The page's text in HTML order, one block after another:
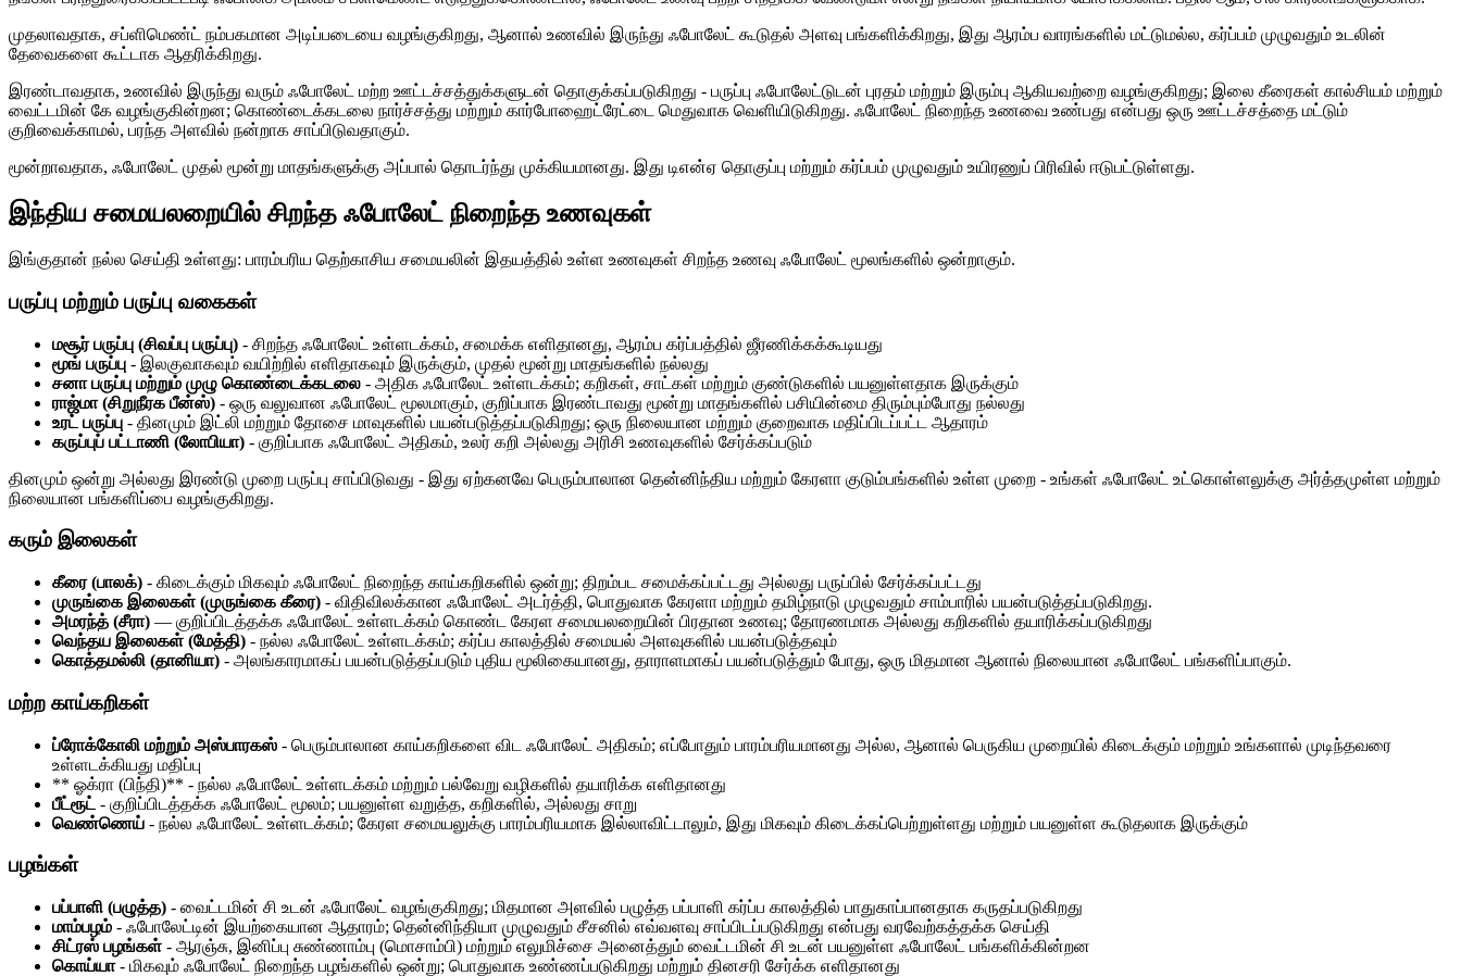
முதலாவதாக, சப்ளிமெண்ட் நம்பகமான அடிப்படையை வழங்குகிறது, ஆனால் உணவில் இருந்து ஃபோலேட் கூடுதல் அளவு பங்களிக்கிறது, இது ஆரம்ப வாரங்களில் மட்டுமல்ல, கர்ப்பம் முழுவதும் உடலின்
தேவைகளை கூட்டாக ஆதரிக்கிறது.
இரண்டாவதாக, உணவில் இருந்து வரும் ஃபோலேட் மற்ற ஊட்டச்சத்துக்களுடன் தொகுக்கப்படுகிறது - பருப்பு ஃபோலேட்டுடன் புரதம் மற்றும் இரும்பு ஆகியவற்றை வழங்குகிறது; இலை கீரைகள் கால்சியம் மற்றும்
வைட்டமின் கே வழங்குகின்றன; கொண்டைக்கடலை நார்ச்சத்து மற்றும் கார்போஹைட்ரேட்டை மெதுவாக வெளியிடுகிறது. ஃபோலேட் நிறைந்த உணவை உண்பது என்பது ஒரு ஊட்டச்சத்தை மட்டும்
குறிவைக்காமல், பரந்த அளவில் நன்றாக சாப்பிடுவதாகும்.
மூன்றாவதாக, ஃபோலேட் முதல் மூன்று மாதங்களுக்கு அப்பால் தொடர்ந்து முக்கியமானது. இது டிஎன்ஏ தொகுப்பு மற்றும் கர்ப்பம் முழுவதும் உயிரணுப் பிரிவில் ஈடுபட்டுள்ளது.
இந்திய சமையலறையில் சிறந்த ஃபோலேட் நிறைந்த உணவுகள்
இங்குதான் நல்ல செய்தி உள்ளது: பாரம்பரிய தெற்காசிய சமையலின் இதயத்தில் உள்ள உணவுகள் சிறந்த உணவு ஃபோலேட் மூலங்களில் ஒன்றாகும்.
பருப்பு மற்றும் பருப்பு வகைகள்
மசூர் பருப்பு (சிவப்பு பருப்பு) - சிறந்த ஃபோலேட் உள்ளடக்கம், சமைக்க எளிதானது, ஆரம்ப கர்ப்பத்தில் ஜீரணிக்கக்கூடியது
மூங் பருப்பு - இலகுவாகவும் வயிற்றில் எளிதாகவும் இருக்கும், முதல் மூன்று மாதங்களில் நல்லது
சனா பருப்பு மற்றும் முழு கொண்டைக்கடலை - அதிக ஃபோலேட் உள்ளடக்கம்; கறிகள், சாட்கள் மற்றும் குண்டுகளில் பயனுள்ளதாக இருக்கும்
ராஜ்மா (சிறுநீரக பீன்ஸ்) - ஒரு வலுவான ஃபோலேட் மூலமாகும், குறிப்பாக இரண்டாவது மூன்று மாதங்களில் பசியின்மை திரும்பும்போது நல்லது
உரட் பருப்பு - தினமும் இட்லி மற்றும் தோசை மாவுகளில் பயன்படுத்தப்படுகிறது; ஒரு நிலையான மற்றும் குறைவாக மதிப்பிடப்பட்ட ஆதாரம்
கருப்புப் பட்டாணி (லோபியா) - குறிப்பாக ஃபோலேட் அதிகம், உலர் கறி அல்லது அரிசி உணவுகளில் சேர்க்கப்படும்
தினமும் ஒன்று அல்லது இரண்டு முறை பருப்பு சாப்பிடுவது - இது ஏற்கனவே பெரும்பாலான தென்னிந்திய மற்றும் கேரளா குடும்பங்களில் உள்ள முறை - உங்கள் ஃபோலேட் உட்கொள்ளலுக்கு அர்த்தமுள்ள மற்றும்
நிலையான பங்களிப்பை வழங்குகிறது.
கரும் இலைகள்
கீரை (பாலக்) - கிடைக்கும் மிகவும் ஃபோலேட் நிறைந்த காய்கறிகளில் ஒன்று; திறம்பட சமைக்கப்பட்டது அல்லது பருப்பில் சேர்க்கப்பட்டது
முருங்கை இலைகள் (முருங்கை கீரை) - விதிவிலக்கான ஃபோலேட் அடர்த்தி, பொதுவாக கேரளா மற்றும் தமிழ்நாடு முழுவதும் சாம்பாரில் பயன்படுத்தப்படுகிறது.
அமரந்த் (சீரா) — குறிப்பிடத்தக்க ஃபோலேட் உள்ளடக்கம் கொண்ட கேரள சமையலறையின் பிரதான உணவு; தோரணமாக அல்லது கறிகளில் தயாரிக்கப்படுகிறது
வெந்தய இலைகள் (மேத்தி) - நல்ல ஃபோலேட் உள்ளடக்கம்; கர்ப்ப காலத்தில் சமையல் அளவுகளில் பயன்படுத்தவும்
கொத்தமல்லி (தானியா) - அலங்காரமாகப் பயன்படுத்தப்படும் புதிய மூலிகையானது, தாராளமாகப் பயன்படுத்தும் போது, ​​ஒரு மிதமான ஆனால் நிலையான ஃபோலேட் பங்களிப்பாகும்.
மற்ற காய்கறிகள்
ப்ரோக்கோலி மற்றும் அஸ்பாரகஸ் - பெரும்பாலான காய்கறிகளை விட ஃபோலேட் அதிகம்; எப்போதும் பாரம்பரியமானது அல்ல, ஆனால் பெருகிய முறையில் கிடைக்கும் மற்றும் உங்களால் முடிந்தவரை
உள்ளடக்கியது மதிப்பு
** ஓக்ரா (பிந்தி)** - நல்ல ஃபோலேட் உள்ளடக்கம் மற்றும் பல்வேறு வழிகளில் தயாரிக்க எளிதானது
பீட்ரூட் - குறிப்பிடத்தக்க ஃபோலேட் மூலம்; பயனுள்ள வறுத்த, கறிகளில், அல்லது சாறு
வெண்ணெய் - நல்ல ஃபோலேட் உள்ளடக்கம்; கேரள சமையலுக்கு பாரம்பரியமாக இல்லாவிட்டாலும், இது மிகவும் கிடைக்கப்பெற்றுள்ளது மற்றும் பயனுள்ள கூடுதலாக இருக்கும்
பழங்கள்
பப்பாளி (பழுத்த) - வைட்டமின் சி உடன் ஃபோலேட் வழங்குகிறது; மிதமான அளவில் பழுத்த பப்பாளி கர்ப்ப காலத்தில் பாதுகாப்பானதாக கருதப்படுகிறது
மாம்பழம் - ஃபோலேட்டின் இயற்கையான ஆதாரம்; தென்னிந்தியா முழுவதும் சீசனில் எவ்வளவு சாப்பிடப்படுகிறது என்பது வரவேற்கத்தக்க செய்தி
சிட்ரஸ் பழங்கள் - ஆரஞ்சு, இனிப்பு சுண்ணாம்பு (மொசாம்பி) மற்றும் எலுமிச்சை அனைத்தும் வைட்டமின் சி உடன் பயனுள்ள ஃபோலேட் பங்களிக்கின்றன
கொய்யா- மிகவும் ஃபோலேட் நிறைந்த பழங்களில் ஒன்று; பொதுவாக உண்ணப்படுகிறது மற்றும் தினசரி சேர்க்க எளிதானது